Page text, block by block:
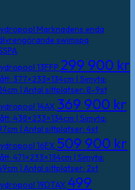
Marknadens enda
swimspa
13FFP 299 900 kr
377×233×134cm | Simyta:
| Antal sittplatser: 8-9st
14AX 369 900 kr
438×233×134cm | Simyta:
| Antal sittplatser: 4st
16EX 509 900 kr
471×233×134cm | Simyta:
| Antal sittplatser: 2st
19DTAX 499